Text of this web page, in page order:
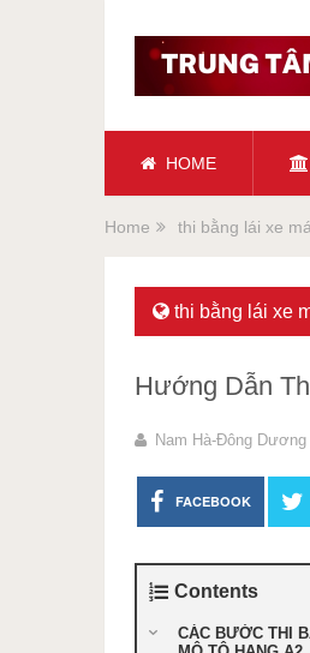
HOME
Home thi bằng lái xe
thi bằng lái xe
Hướng Dẫn
Nam Hà-Đông Dương
FACEBOOK
Contents
CÁC BƯỚC THI